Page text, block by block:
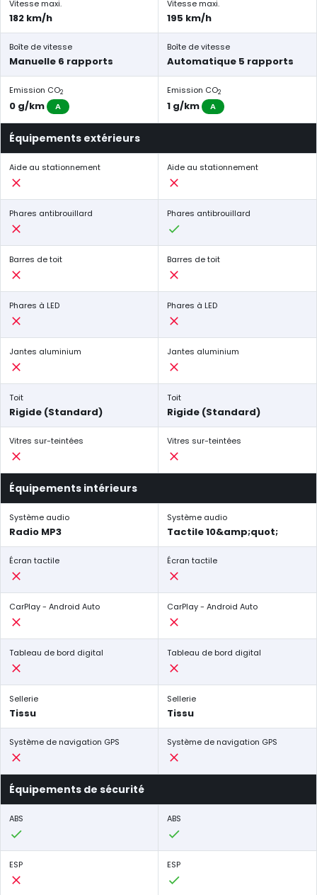
Vitesse maxi.
182 km/h
Vitesse maxi.
195 km/h
Boîte de vitesse
Manuelle 6 rapports
Boîte de vitesse
Automatique 5 rapports
Emission CO2
0 g/km A
Emission CO2
1 g/km A
Équipements extérieurs
Aide au stationnement Aide au stationnement
Phares antibrouillard Phares antibrouillard
Barres de toit Barres de toit
Phares à LED Phares à LED
Jantes aluminium Jantes aluminium
Toit
Rigide (Standard)
Toit
Rigide (Standard)
Vitres sur-teintées Vitres sur-teintées
Équipements intérieurs
Système audio
Radio MP3
Système audio
Tactile 10&amp;quot;
Écran tactile Écran tactile
CarPlay - Android Auto CarPlay - Android Auto
Tableau de bord digital Tableau de bord digital
Sellerie
Tissu
Sellerie
Tissu
Système de navigation GPS Système de navigation GPS
Équipements de sécurité
ABS ABS
ESP ESP